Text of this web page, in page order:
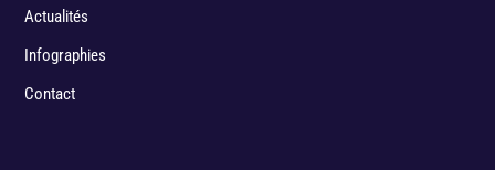
Actualités
Infographies
Contact